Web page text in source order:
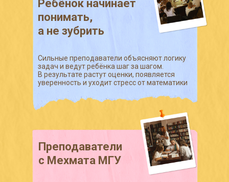
Ребёнок начинает
понимать,
а не зубрить
Сильные преподаватели объясняют логику
задач и ведут ребёнка шаг за шагом.
В результате растут оценки, появляется
уверенность и уходит стресс от математики
Преподаватели
с Мехмата МГУ